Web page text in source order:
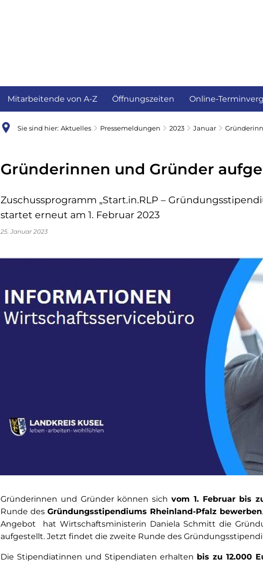
Mitarbeitende von A-Z Öffnungszeiten Online-
Sie sind hier: Aktuelles Pressemeldungen 2023 Januar
Gründerinnen und Gründer
Zuschussprogramm „Start.in.RLP –
startet erneut am 1. Februar 2023
25. Januar 2023
Gründerinnen und Gründer können sich vom 1. Februar bis
Runde des Gründungsstipendiums Rhein­land-Pfalz bewerben
Angebot hat Wirtschaftsministerin Daniela Schmitt die
aufgestellt. Jetzt findet die zweite Runde des
Die Stipendiatinnen und Stipendiaten erhalten bis zu 12.000